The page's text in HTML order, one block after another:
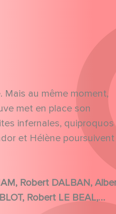
au même moment,
met en place son
infernales, quiproquos
et Hélène poursuivent